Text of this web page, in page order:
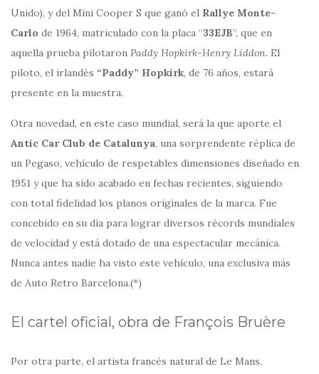
Unido), y del Mini Cooper S que ganó el Rallye Monte-
Carlo de 1964, matriculado con la placa “33EJB”, que en
aquella prueba pilotaron Paddy Hopkirk-Henry Liddon. El
piloto, el irlandés “Paddy” Hopkirk, de 76 años, estará
presente en la muestra.
Otra novedad, en este caso mundial, será la que aporte el
Antic Car Club de Catalunya, una sorprendente réplica de
un Pegaso, vehículo de respetables dimensiones diseñado en
1951 y que ha sido acabado en fechas recientes, siguiendo
con total fidelidad los planos originales de la marca. Fue
concebido en su día para lograr diversos récords mundiales
de velocidad y está dotado de una espectacular mecánica.
Nunca antes nadie ha visto este vehículo, una exclusiva más
de Auto Retro Barcelona.(*)
El cartel oficial, obra de François Bruère
Por otra parte, el artista francés natural de Le Mans,